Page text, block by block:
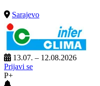
Sarajevo
13.07. – 12.08.2026
Prijavi se
P+